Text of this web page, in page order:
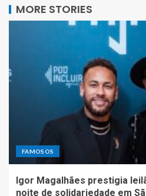
MORE STORIES
FAMOSOS
Igor Magalhães prestigia
noite de solidariedade em